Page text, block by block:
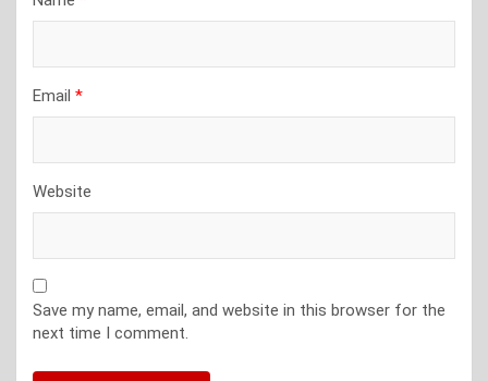
Email *
Website
Save my name, email, and website in this browser for the
next time I comment.